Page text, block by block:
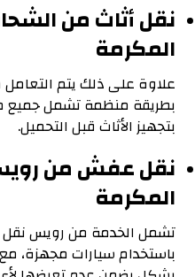
نقل أثاث من
المكرمة
علاوة على ذلك يتم التعامل
بطريقة منظمة تشمل جميع
بتجهيز الأثاث قبل التحميل.
نقل عفش من
المكرمة
تشمل الخدمة من رويس نقل
باستخدام سيارات مجهزة،